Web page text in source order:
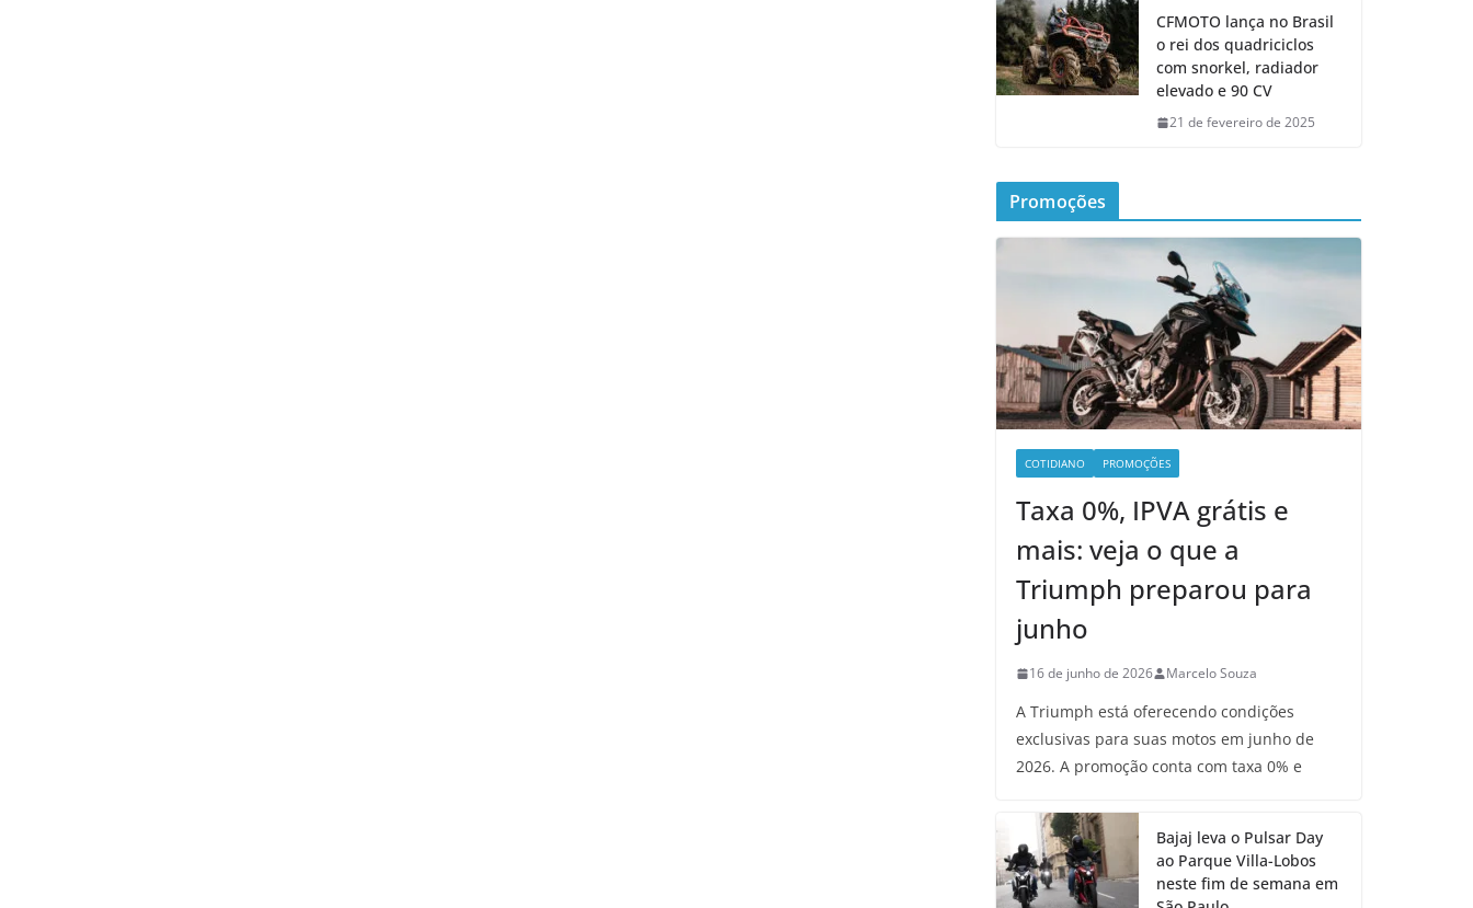
CFMOTO lança no Brasil
o rei dos quadriciclos
com snorkel, radiador
elevado e 90 CV
21 de fevereiro de 2025
Promoções
COTIDIANO PROMOÇÕES
Taxa 0%, IPVA grátis e
mais: veja o que a
Triumph preparou para
junho
16 de junho de 2026 Marcelo Souza
A Triumph está oferecendo condições
exclusivas para suas motos em junho de
2026. A promoção conta com taxa 0% e
Bajaj leva o Pulsar Day
ao Parque Villa-Lobos
neste fim de semana em